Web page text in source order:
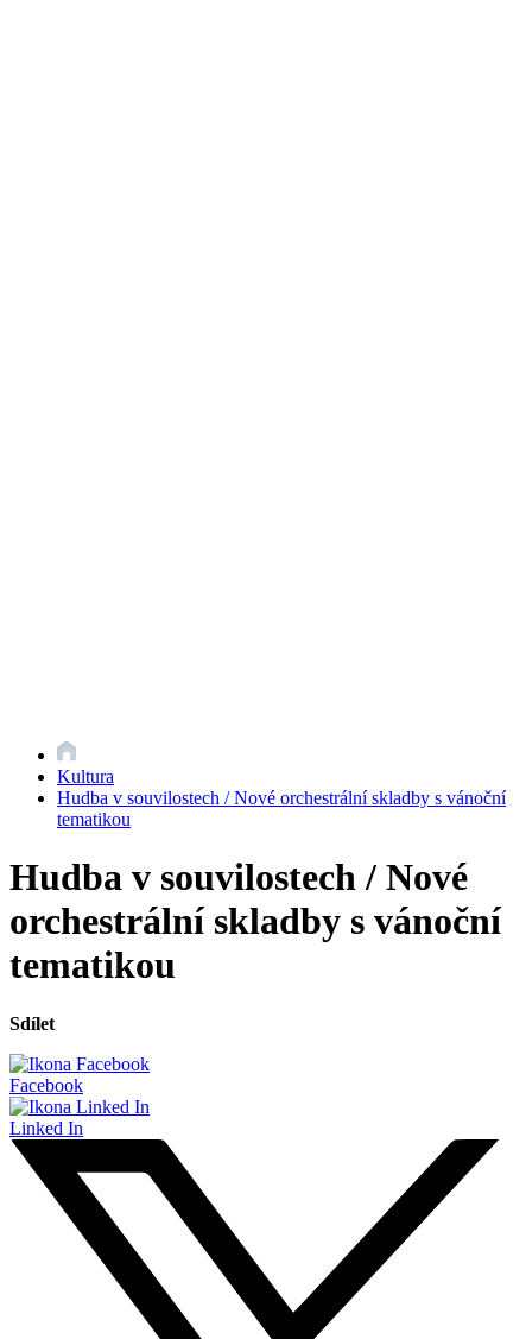
Kultura
Hudba v souvilostech / Nové orchestrální skladby s vánoční
tematikou
Hudba v souvilostech / Nové
orchestrální skladby s vánoční
tematikou
Sdílet
Facebook
Linked In